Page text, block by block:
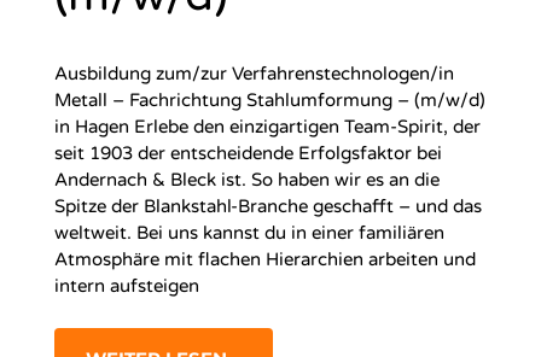
Ausbildung zum/zur Verfahrenstechnologen/in
Metall – Fachrichtung Stahlumformung – (m/w/d)
in Hagen Erlebe den einzigartigen Team-Spirit, der
seit 1903 der entscheidende Erfolgsfaktor bei
Andernach & Bleck ist. So haben wir es an die
Spitze der Blankstahl-Branche geschafft – und das
weltweit. Bei uns kannst du in einer familiären
Atmosphäre mit flachen Hierarchien arbeiten und
intern aufsteigen